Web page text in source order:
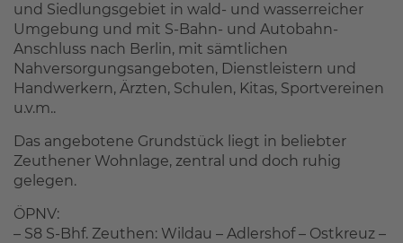
und Siedlungsgebiet in wald- und wasserreicher
Umgebung und mit S-Bahn- und Autobahn-
Anschluss nach Berlin, mit sämtlichen
Nahversorgungsangeboten, Dienstleistern und
Handwerkern, Ärzten, Schulen, Kitas, Sportvereinen
u.v.m..
Das angebotene Grundstück liegt in beliebter
Zeuthener Wohnlage, zentral und doch ruhig
gelegen.
ÖPNV:
– S8 S-Bhf. Zeuthen: Wildau – Adlershof – Ostkreuz –